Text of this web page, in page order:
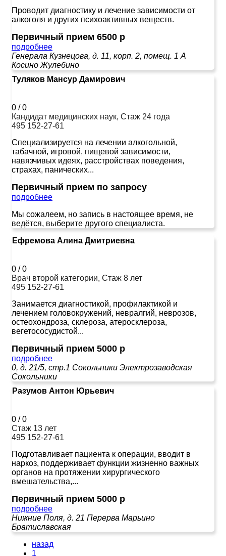
Проводит диагностику и лечение зависимости от
алкоголя и других психоактивных веществ.
Первичный прием 6500 р
подробнее
Генерала Кузнецова, д. 11, корп. 2, помещ. 1 А
Косино Жулебино
Туляков Мансур Дамирович
0 /0
Кандидат медицинских наук, Стаж 24 года
495 152-27-61
Специализируется на лечении алкогольной,
табачной, игровой, пищевой зависимости,
навязчивых идеях, расстройствах поведения,
страхах, панических...
Первичный прием по запросу
подробнее
Мы сожалеем, но запись в настоящее время, не
ведётся, выберите другого специалиста.
Ефремова Алина Дмитриевна
0 /0
Врач второй категории, Стаж 8 лет
495 152-27-61
Занимается диагностикой, профилактикой и
лечением головокружений, невралгий, неврозов,
остеохондроза, склероза, атеросклероза,
вегетососудистой...
Первичный прием 5000 р
подробнее
0, д. 21/5, стр.1 Сокольники Электрозаводская
Сокольники
Разумов Антон Юрьевич
0 /0
Стаж 13 лет
495 152-27-61
Подготавливает пациента к операции, вводит в
наркоз, поддерживает функции жизненно важных
органов на протяжении хирургического
вмешательства,...
Первичный прием 5000 р
подробнее
Нижние Поля, д. 21 Перерва Марьино
Братиславская
назад
1